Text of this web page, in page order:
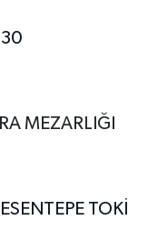
MEZARLIĞI
TOKİ